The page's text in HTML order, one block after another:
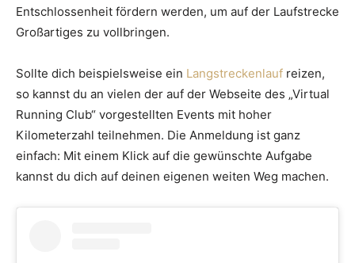
Entschlossenheit fördern werden, um auf der Laufstrecke
Großartiges zu vollbringen.
Sollte dich beispielsweise ein Langstreckenlauf reizen,
so kannst du an vielen der auf der Webseite des „Virtual
Running Club“ vorgestellten Events mit hoher
Kilometerzahl teilnehmen. Die Anmeldung ist ganz
einfach: Mit einem Klick auf die gewünschte Aufgabe
kannst du dich auf deinen eigenen weiten Weg machen.